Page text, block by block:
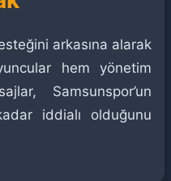
arkasına alarak
hem yönetim
Samsunspor’un
iddialı olduğunu